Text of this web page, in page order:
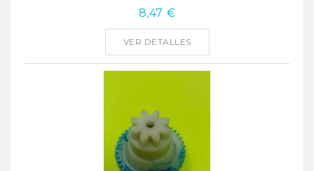
8,47 €
VER DETALLES